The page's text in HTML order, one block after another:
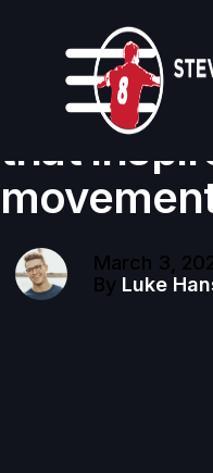
Curating
that
March 3,
By Luke